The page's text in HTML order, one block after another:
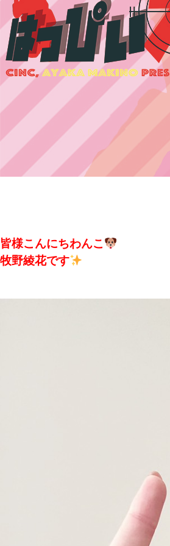
皆様こんにちわんこ
牧野綾花です